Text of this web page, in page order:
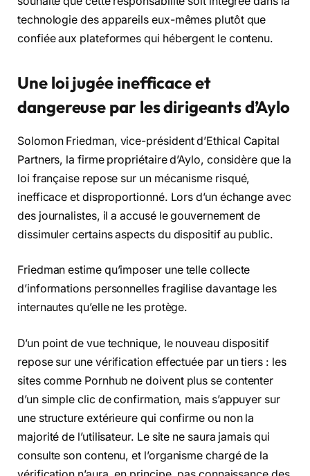
technologie des appareils eux-mêmes plutôt que
confiée aux plateformes qui hébergent le contenu.
Une loi jugée inefficace et
dangereuse par les dirigeants d’Aylo
Solomon Friedman, vice-président d’Ethical Capital
Partners, la firme propriétaire d’Aylo, considère que la
loi française repose sur un mécanisme risqué,
inefficace et disproportionné. Lors d’un échange avec
des journalistes, il a accusé le gouvernement de
dissimuler certains aspects du dispositif au public.
Friedman estime qu’imposer une telle collecte
d’informations personnelles fragilise davantage les
internautes qu’elle ne les protège.
D’un point de vue technique, le nouveau dispositif
repose sur une vérification effectuée par un tiers : les
sites comme Pornhub ne doivent plus se contenter
d’un simple clic de confirmation, mais s’appuyer sur
une structure extérieure qui confirme ou non la
majorité de l’utilisateur. Le site ne saura jamais qui
consulte son contenu, et l’organisme chargé de la